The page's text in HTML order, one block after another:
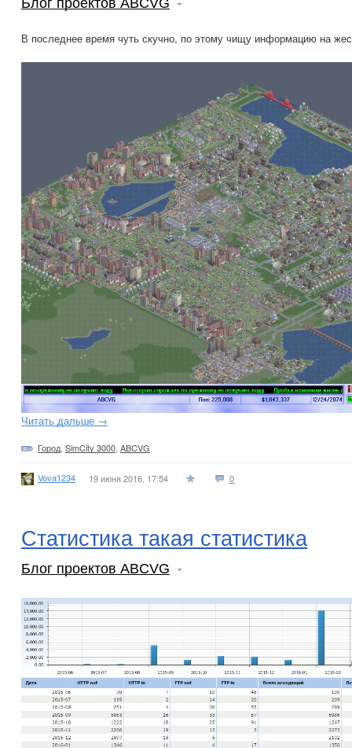
Блог проектов ABCVG
В последнее время чуть скучно, по этому чищу информацию на
Читать дальше →
Город SimCity 3000 ABCVG
Vova1234 19 июня 2016, 17:54 0
Статистика такая статистика
Блог проектов ABCVG